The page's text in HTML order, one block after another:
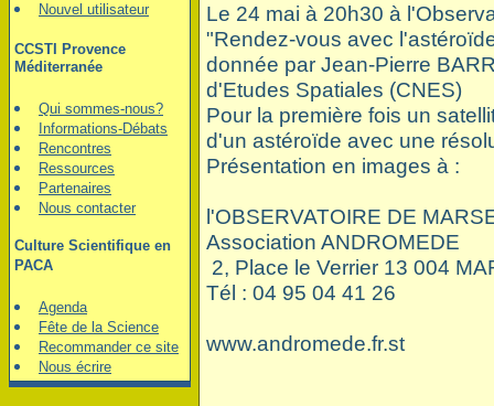
Nouvel utilisateur
CCSTI Provence
Méditerranée
Qui sommes-nous?
Informations-Débats
Rencontres
Ressources
Partenaires
Nous contacter
Culture Scientifique en
PACA
Agenda
Fête de la Science
Recommander ce site
Nous écrire
Le 24 mai à 20h30 à
"Rendez-vous avec
donnée par Jean-Pierre
d'Etudes Spatiales (CNES)
Pour la première fois un
d'un astéroïde avec une
Présentation en images à :
l'OBSERVATOIRE DE
Association ANDROMEDE
2, Place le Verrier 13 004
Tél : 04 95 04 41 26
www.andromede.fr.st